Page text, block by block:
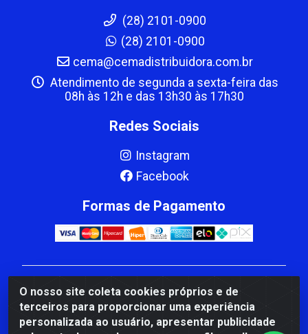
O nosso site coleta cookies próprios e de
terceiros para proporcionar uma experiência
personalizada ao usuário, apresentar publicidade
(28) 2101-0900
(28) 2101-0900
cema@cemadistribuidora.com.br
Atendimento de segunda a sexta-feira das
08h às 12h e das 13h30 às 17h30
Redes Sociais
Instagram
Facebook
Formas de Pagamento
CBP MACEDO COMERCIO PEÇAS LTDA Matriz - av
Mauro Miranda Madureira, 1249 - Coramara , Cachoeiro
de Itapemirim/ES - CEP 29.311-310 - CNPJ
00.502.680/0001-41